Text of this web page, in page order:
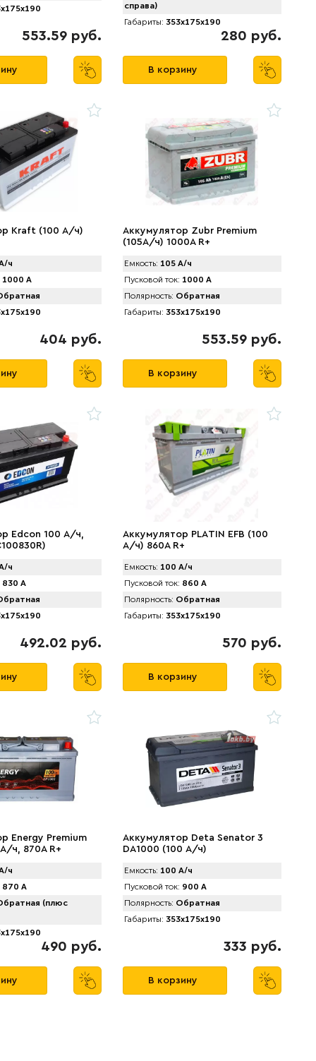
553.59 руб.
справа)
Габариты: 353x175x190
280 руб.
В корзину
Kraft (100 А/ч)
ч
1000 А
404 руб.
Аккумулятор Zubr Premium
(105А/ч) 1000А R+
Емкость: 105 А/ч
Пусковой ток: 1000 А
Полярность: Обратная
Габариты: 353x175x190
553.59 руб.
В корзину
Edcon 100 А/ч,
ч
830 А
492.02 руб.
Аккумулятор PLАTIN EFB (100
А/ч) 860A R+
Емкость: 100 А/ч
Пусковой ток: 860 А
Полярность: Обратная
Габариты: 353x175x190
570 руб.
В корзину
Energy Premium
ч, 870A R+
ч
870 А
(плюс
490 руб.
Аккумулятор Deta Senator 3
DA1000 (100 А/ч)
Емкость: 100 А/ч
Пусковой ток: 900 А
Полярность: Обратная
Габариты: 353x175x190
333 руб.
В корзину